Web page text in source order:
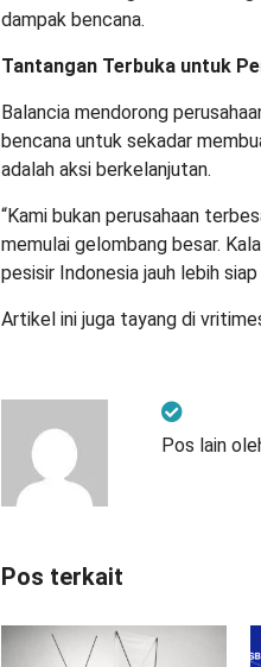
dampak bencana.
Tantangan Terbuka untuk
Balancia mendorong
bencana untuk sekadar
adalah aksi berkelanjutan.
“Kami bukan perusahaan
memulai gelombang besar.
pesisir Indonesia jauh lebih
Artikel ini juga tayang di
Pos lain
Pos terkait